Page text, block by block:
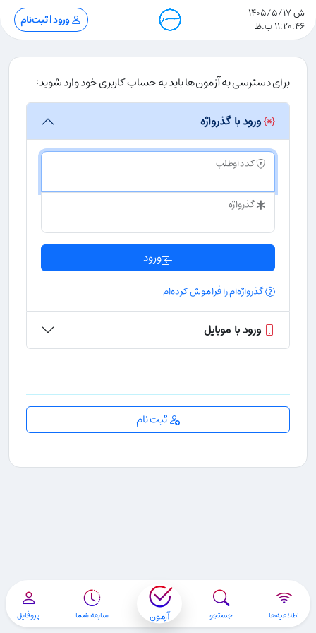
ش 1405/5/17
11:20:46 ب.ظ
ورود | ثبت‌نام
اطلاعیه‌ها جستجو آزمون سابقه شما پروفایل
برای دسترسی به آزمون‌ها باید به حساب کاربری خود وارد شوید:
ورود با گذرواژه
کد داوطلب
گذرواژه
ورود
گذرواژه‌ام را فراموش کرده‌ام
ورود با موبایل
ثبت نام